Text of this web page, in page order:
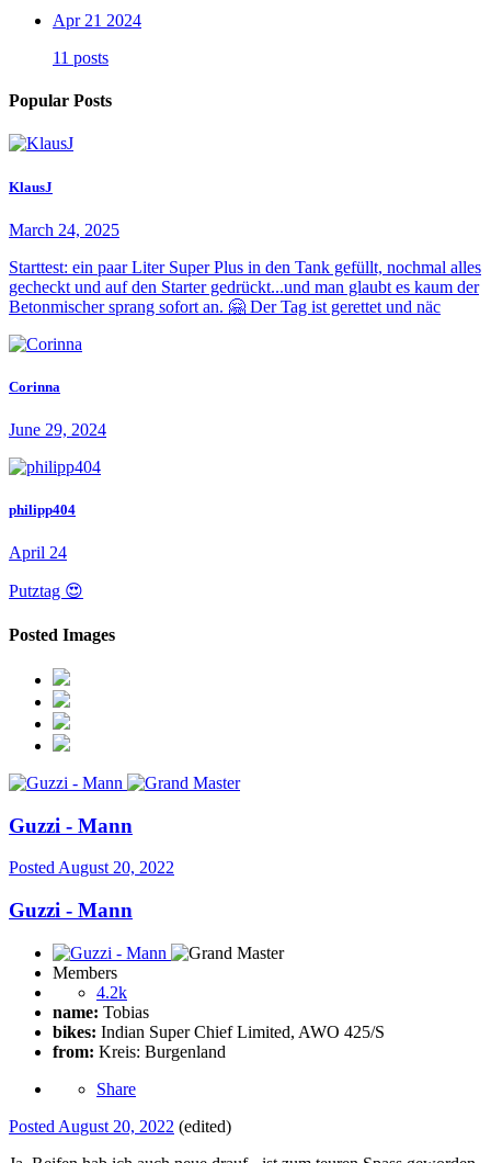
Apr 21 2024
11 posts
Popular Posts
KlausJ
March 24, 2025
Starttest: ein paar Liter Super Plus in den Tank gefüllt, nochmal alles
gecheckt und auf den Starter gedrückt...und man glaubt es kaum der
Betonmischer sprang sofort an. 🤗 Der Tag ist gerettet und näc
Corinna
June 29, 2024
philipp404
April 24
Putztag 😍
Posted Images
Guzzi - Mann
PostedAugust 20, 2022
Guzzi - Mann
Members
4.2k
name: Tobias
bikes: Indian Super Chief Limited, AWO 425/S
from: Kreis: Burgenland
Share
Posted August 20, 2022 (edited)